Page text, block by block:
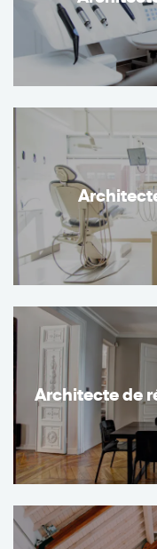
Architecte de